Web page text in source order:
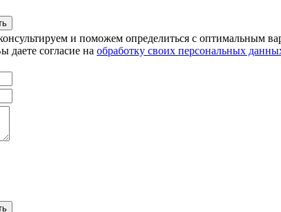
и поможем определиться с оптимальным
согласие на обработку своих персональных